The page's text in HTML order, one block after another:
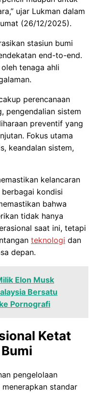
ujar Lukman dalam
(26/12/2025).
stasiun bumi
end-to-end.
tenaga ahli
perencanaan
pengendalian sistem
preventif yang
Fokus utama
keandalan sistem,
kelancaran
kondisi
bahwa
tidak hanya
saat ini, tetapi
teknologi dan
depan.
Elon Musk
Bersatu
Pornografi
Ketat
pengelolaan
standar